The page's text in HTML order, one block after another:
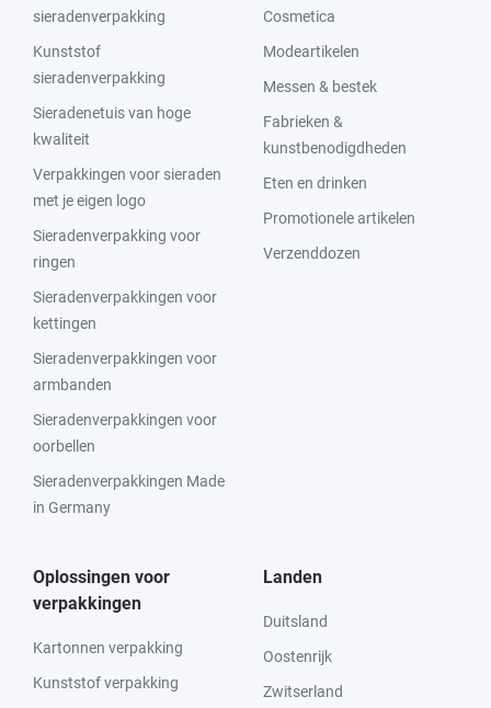
sieradenverpakking
Kunststof
sieradenverpakking
Sieradenetuis van hoge
kwaliteit
Verpakkingen voor sieraden
met je eigen logo
Sieradenverpakking voor
ringen
Sieradenverpakkingen voor
kettingen
Sieradenverpakkingen voor
armbanden
Sieradenverpakkingen voor
oorbellen
Sieradenverpakkingen Made
in Germany
Cosmetica
Modeartikelen
Messen & bestek
Fabrieken &
kunstbenodigdheden
Eten en drinken
Promotionele artikelen
Verzenddozen
Oplossingen voor
verpakkingen
Kartonnen verpakking
Kunststof verpakking
Landen
Duitsland
Oostenrijk
Zwitserland